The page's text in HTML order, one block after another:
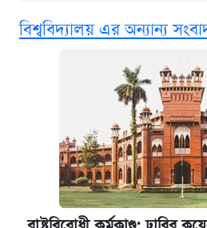
‘গুলশানের চামেলি’ তে
আজ শুক্রবার রাজধানীর
কবে শুরু হচ্ছে ঢাবির ভর্তি
বিশ্ববিদ্যালয় এর অন্যান্য